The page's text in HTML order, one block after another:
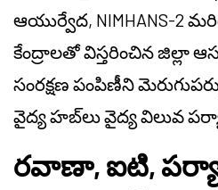
ఆయుర్వేద, NIMHANS-2
కేంద్రాలతో విస్తరించిన జిల్లా
సంరక్షణ పంపిణీని
వైద్య హబ్‌లు వైద్య విలువ
రవాణా, ఐటి,